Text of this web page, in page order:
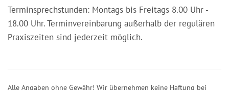
Terminsprechstunden: Montags bis Freitags 8.00 Uhr -
18.00 Uhr. Terminvereinbarung außerhalb der regulären
Praxiszeiten sind jederzeit möglich.
Alle Angaben ohne Gewähr! Wir übernehmen keine Haftung bei